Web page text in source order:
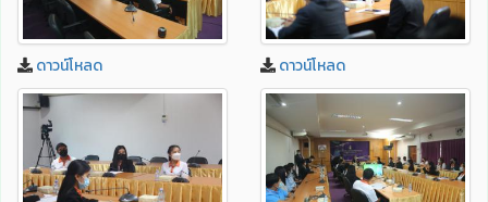
ดาวน์โหลด ดาวน์โหลด